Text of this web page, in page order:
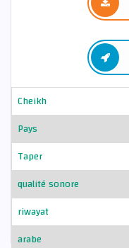
Cheikh
Pays
Taper
qualité sonore
riwayat
arabe